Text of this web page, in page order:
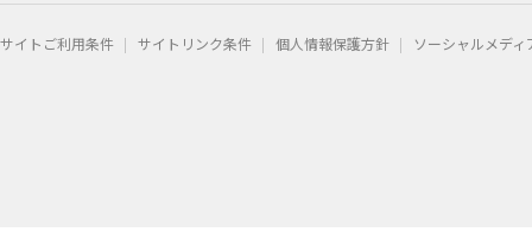
サイトご利用条件 サイトリンク条件 個人情報保護方針 ソーシャルメデ